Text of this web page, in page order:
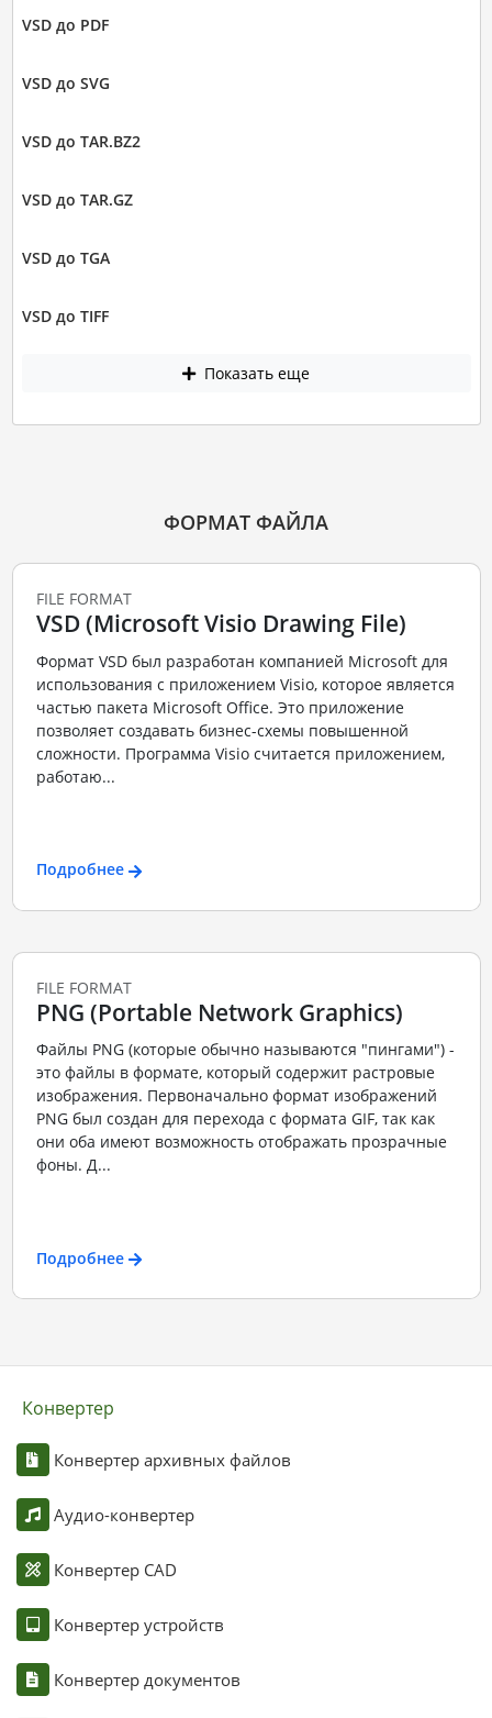
VSD до PDF
VSD до SVG
VSD до TAR.BZ2
VSD до TAR.GZ
VSD до TGA
VSD до TIFF
Показать еще
ФОРМАТ ФАЙЛА
FILE FORMAT
VSD (Microsoft Visio Drawing File)
Формат VSD был разработан компанией Microsoft для
использования с приложением Visio, которое является
частью пакета Microsoft Office. Это приложение
позволяет создавать бизнес-схемы повышенной
сложности. Программа Visio считается приложением,
работаю...
Подробнее
FILE FORMAT
PNG (Portable Network Graphics)
Файлы PNG (которые обычно называются "пингами") -
это файлы в формате, который содержит растровые
изображения. Первоначально формат изображений
PNG был создан для перехода с формата GIF, так как
они оба имеют возможность отображать прозрачные
фоны. Д...
Подробнее
Конвертер
Конвертер архивных файлов
Аудио-конвертер
Конвертер CAD
Конвертер устройств
Конвертер документов